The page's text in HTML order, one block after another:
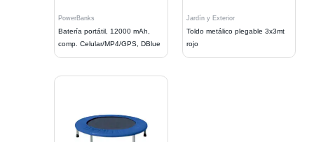
PowerBanks
Batería portátil, 12000 mAh,
comp. Celular/MP4/GPS, DBlue
Jardín y Exterior
Toldo metálico plegable 3x3mt
rojo